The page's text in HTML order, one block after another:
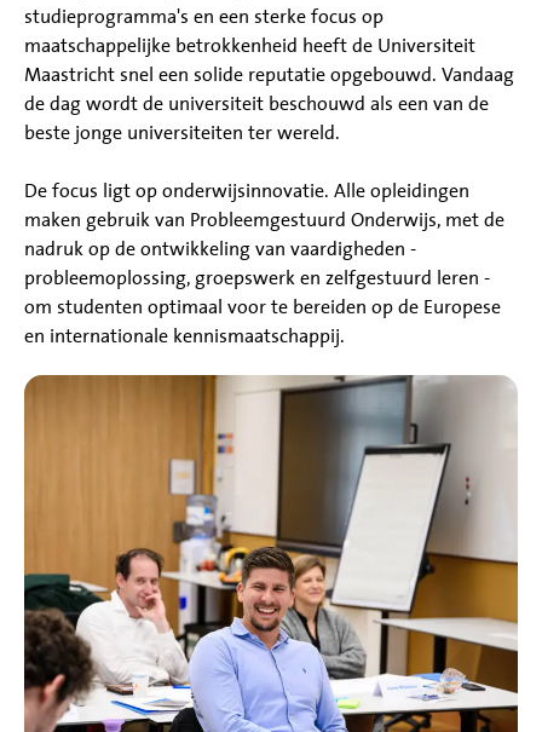
studieprogramma's en een sterke focus op
maatschappelijke betrokkenheid heeft de Universiteit
Maastricht snel een solide reputatie opgebouwd. Vandaag
de dag wordt de universiteit beschouwd als een van de
beste jonge universiteiten ter wereld.
De focus ligt op onderwijsinnovatie. Alle opleidingen
maken gebruik van Probleemgestuurd Onderwijs, met de
nadruk op de ontwikkeling van vaardigheden -
probleemoplossing, groepswerk en zelfgestuurd leren -
om studenten optimaal voor te bereiden op de Europese
en internationale kennismaatschappij.